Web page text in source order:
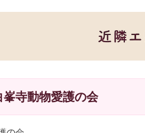
峯寺動物愛護の会